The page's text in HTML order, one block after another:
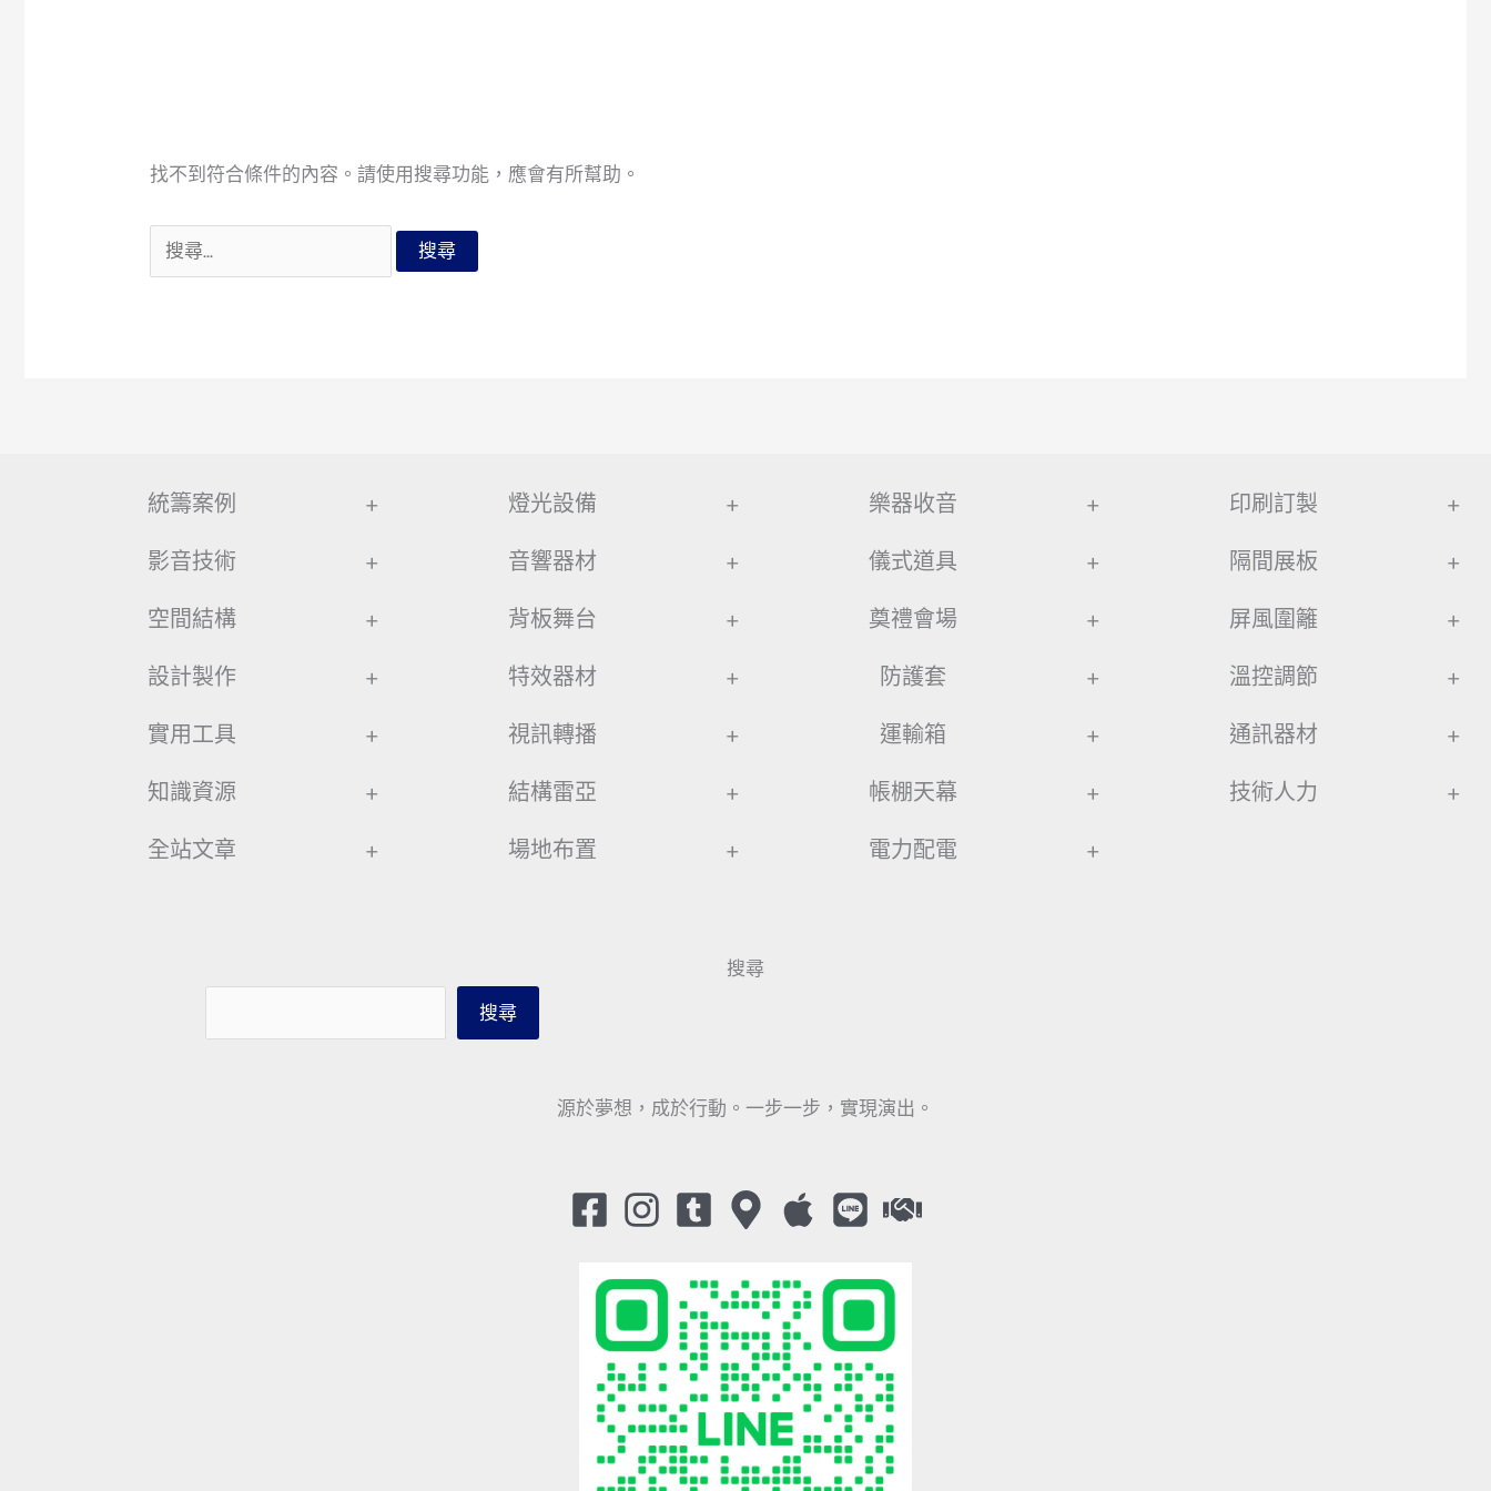
找不到符合條件的內容。請使用搜尋功能，應會有所幫助。
搜
尋
統籌案例 +
影音技術 +
空間結構 +
設計製作 +
實用工具 +
知識資源 +
全站文章 +
燈光設備 +
音響器材 +
背板舞台 +
特效器材 +
視訊轉播 +
結構雷亞 +
場地布置 +
樂器收音 +
儀式道具 +
奠禮會場 +
防護套 +
運輸箱 +
帳棚天幕 +
電力配電 +
印刷訂製 +
隔間展板 +
屏風圍籬 +
溫控調節 +
通訊器材 +
技術人力 +
搜尋
搜尋
源於夢想，成於行動。一步一步，實現演出。